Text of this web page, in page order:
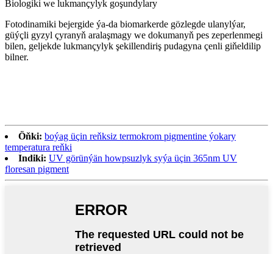
Biologiki we lukmançylyk goşundylary
Fotodinamiki bejergide ýa-da biomarkerde gözlegde ulanylýar,
güýçli gyzyl çyranyň aralaşmagy we dokumanyň pes zeperlenmegi
bilen, geljekde lukmançylyk şekillendiriş pudagyna çenli giňeldilip
bilner.
Öňki: boýag üçin reňksiz termokrom pigmentine ýokary
temperatura reňki
Indiki: UV görünýän howpsuzlyk syýa üçin 365nm UV
floresan pigment